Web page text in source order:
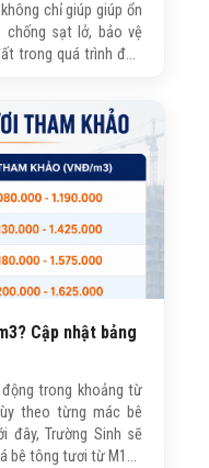
chỉ giúp giúp ổn
sạt lở, bảo vệ
trong quá trình đào
Cập nhật bảng
trong khoảng từ
theo từng mác bê
đây, Trường Sinh sẽ
bê tông tươi từ M150